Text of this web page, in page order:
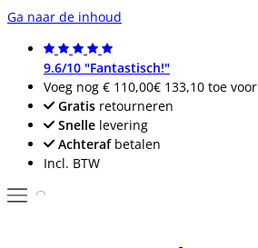
Ga naar de inhoud
9.6/10 "Fantastisch!"
Voeg nog € 110,00€ 133,10 toe voor
Gratis retourneren
Snelle levering
Achterafbetalen
Incl. BTW